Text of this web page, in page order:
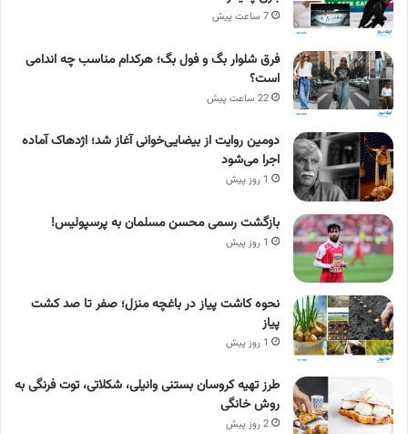
7 ساعت پیش
فرق شلوار بگ و فول بگ؛ هرکدام مناسب چه اندامی
است؟
22 ساعت پیش
دومین روایت از بیضایی‌خوانی آغاز شد؛ اژدهاک آماده
اجرا می‌شود
1 روز پیش
بازگشت رسمی محسن مسلمان به پرسپولیس!
1 روز پیش
نحوه کاشت پیاز در باغچه منزل؛ صفر تا صد کشت
پیاز
1 روز پیش
طرز تهیه کروسان بستنی وانیلی، شکلاتی، توت فرنگی به
روش خانگی
2 روز پیش